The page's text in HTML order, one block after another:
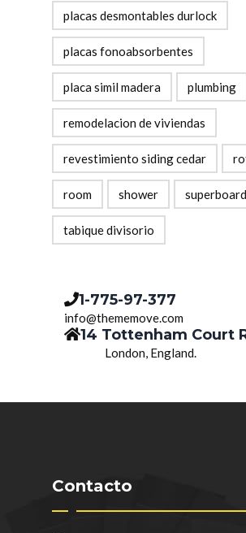
placas desmontables durlock
placas fonoabsorbentes
placa simil madera plumbing
remodelacion de viviendas
revestimiento siding cedar
room shower superboard
tabique divisorio
1-775-97-377
info@thememove.com
14 Tottenham Court
London, England.
Contacto